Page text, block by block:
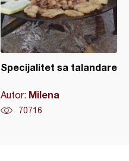
Specijalitet sa talandare
Autor: Milena
70716